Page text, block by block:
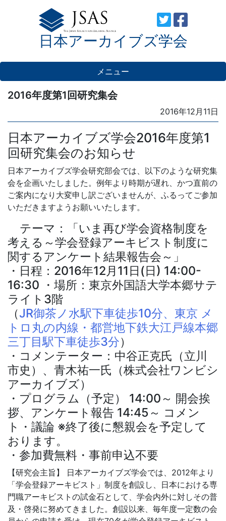
日本アーカイブズ学会
メニュー
2016年度第1回研究集会
Posted
on
2016年12月11日
日本アーカイブズ学会2016年度第1
回研究集会のお知らせ
日本アーカイブズ学会研究部会では、以下のような研究集
会を企画いたしました。例年より時期が遅れ、かつ直前の
ご案内になり大変申し訳ございませんが、ふるってご参加
いただきますようお願いいたします。
テーマ：「いま再び学会資格制度を
考える～学会登録アーキビスト制度に
関するアンケート結果報告会～」
・日程：2016年12月11日(日) 14:00-
16:30 ・場所：東京外国語大学本郷サテ
ライト3階
（JR御茶ノ水駅下車徒歩10分、東京 メ
トロ丸の内線・都営地下鉄大江戸線本郷
三丁目駅下車徒歩3分）
・コメンテーター：中谷正克氏（立川
市史）、青木祐一氏（株式会社ワンビシ
アーカイブズ）
・プログラム（予定） 14:00～ 開会挨
拶、アンケート報告 14:45～ コメン
ト・議論 ※終了後に懇親会を予定して
おります。
・参加費無料・事前申込不要
【研究会主旨】 日本アーカイブズ学会では、2012年より
「学会登録アーキビスト」制度を創設し、日本における専
門職アーキビストの試金石として、学会内外に対しその普
及・啓発に努めてきました。創設以来、毎年度一定数の会